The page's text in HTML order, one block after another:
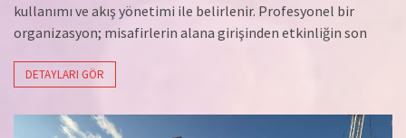
kullanımı ve akış yönetimi ile belirlenir. Profesyonel bir
organizasyon; misafirlerin alana girişinden etkinliğin son
DETAYLARI GÖR